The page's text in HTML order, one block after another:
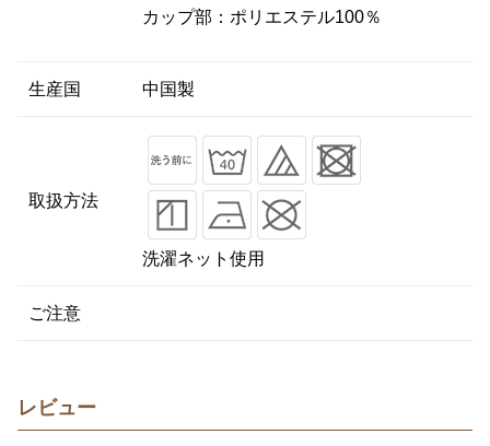
カップ部：ポリエステル100％
生産国 中国製
取扱方法
洗濯ネット使用
ご注意
レビュー